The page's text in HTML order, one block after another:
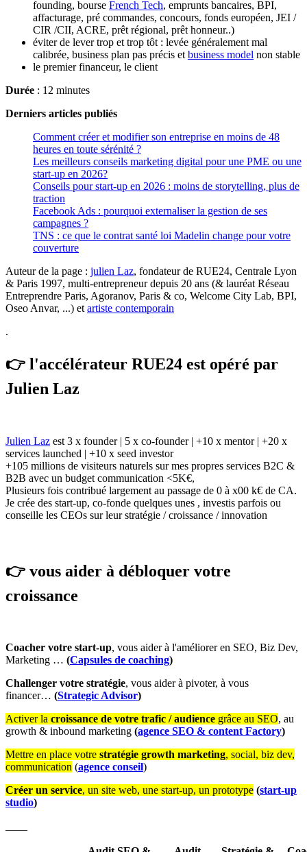
founding, bourse French Tech, emprunts bancaires, BPI,
affacturage, pré commandes, concours, fonds européen, JEI /
CIR /CII, ACRE, prêt régional, prêt honneur..)
éviter de lever trop et trop tôt : levée généralement mal
calibrée, business plan pas précis et business model non stable
le premier financeur, le client
Durée : 12 minutes
Derniers articles publiés
Comment créer et modifier son entreprise en moins de 48
heures en toute sérénité ?
Les meilleurs conseils marketing digital pour une PME ou une
start-up en 2026?
Conseils pour start-up en 2026 : moins de storytelling, plus de
traction
Facebook Ads : pourquoi externaliser la gestion de ses
campagnes ?
TNS : ce que le contrat santé loi Madelin change pour votre
couverture
Auteur de la page : julien Laz, fondateur de RUE24, Centrale Lyon
& Paris 1997, multi-entrepreneur depuis 20 ans (& lauréat Réseau
Entreprendre Paris, Agoranov, Paris & co, Welcome City Lab, BPI,
Oseo Anvar, ...) et artiste contemporain
.
👉 l'accélérateur RUE24 est opéré par
Julien Laz
Julien Laz est 3 x founder | 5 x co-founder | +10 x mentor | +20 x
services launched | +10 x seed investor
+105 millions de visiteurs naturels sur mes propres services B2C &
B2B avec un budget communication <5K€,
Plusieurs fois contribué largement au passage de 0 à x00 k€ de CA.
Je crée des start-up, co-fonde quelques unes , investis parfois ou
conseille les CEOs sur leur stratégie / croissance / innovation
👉 vous aider à débloquer votre
croissance
Coacher votre start-up, vous aider à l'améliorer en SEO, Biz Dev,
Marketing … (Capsules de coaching)
Challenger votre stratégie, vous aider à pivoter, à vous
financer… (Strategic Advisor)
Activer la croissance de votre trafic / audience grâce au SEO, au
growth & inbound marketing (agence SEO & content Factory)
Mettre en place votre stratégie growth marketing, social, biz dev,
communication (agence conseil)
Créer un service, un site web, une start-up, un prototype (start-up
studio)